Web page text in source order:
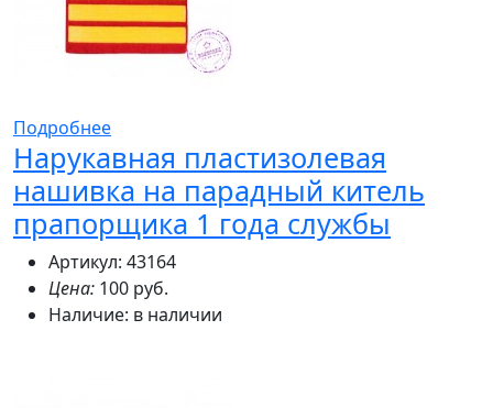
Подробнее
Нарукавная пластизолевая
нашивка на парадный китель
прапорщика 1 года службы
Артикул: 43164
Цена: 100 руб.
Наличие: в наличии